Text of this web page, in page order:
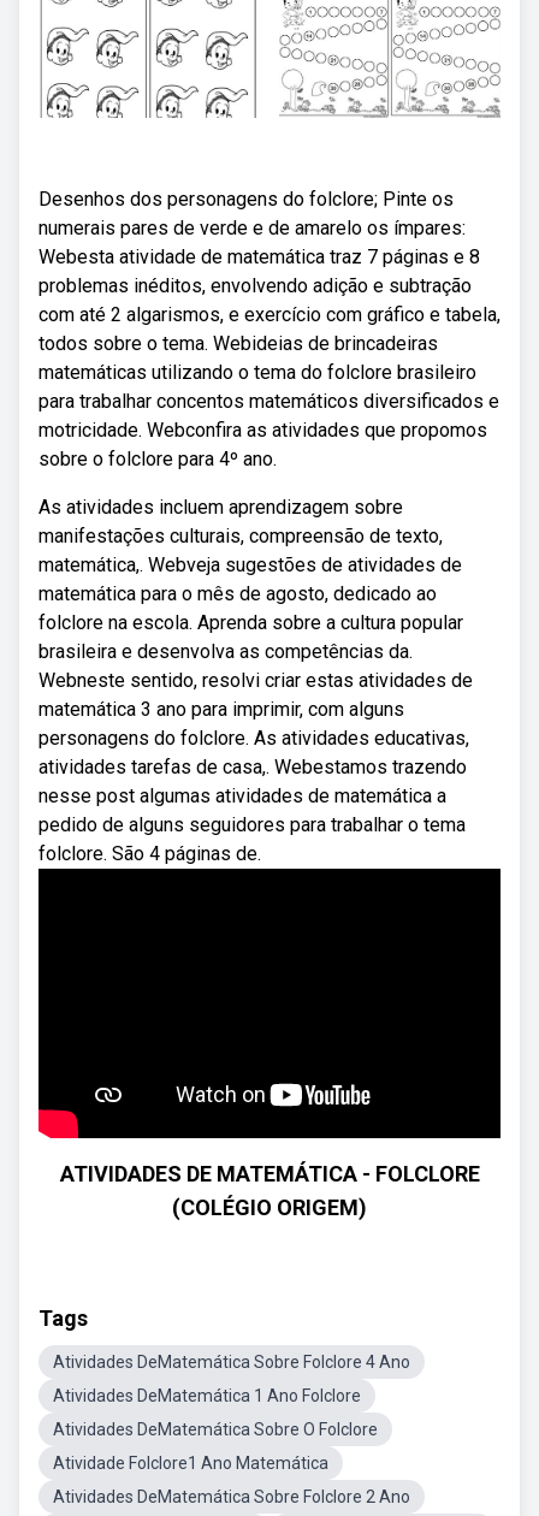
Desenhos dos personagens do folclore; Pinte os
numerais pares de verde e de amarelo os ímpares:
Webesta atividade de matemática traz 7 páginas e 8
problemas inéditos, envolvendo adição e subtração
com até 2 algarismos, e exercício com gráfico e tabela,
todos sobre o tema. Webideias de brincadeiras
matemáticas utilizando o tema do folclore brasileiro
para trabalhar concentos matemáticos diversificados e
motricidade. Webconfira as atividades que propomos
sobre o folclore para 4º ano.
As atividades incluem aprendizagem sobre
manifestações culturais, compreensão de texto,
matemática,. Webveja sugestões de atividades de
matemática para o mês de agosto, dedicado ao
folclore na escola. Aprenda sobre a cultura popular
brasileira e desenvolva as competências da.
Webneste sentido, resolvi criar estas atividades de
matemática 3 ano para imprimir, com alguns
personagens do folclore. As atividades educativas,
atividades tarefas de casa,. Webestamos trazendo
nesse post algumas atividades de matemática a
pedido de alguns seguidores para trabalhar o tema
folclore. São 4 páginas de.
ATIVIDADES DE MATEMÁTICA - FOLCLORE
(COLÉGIO ORIGEM)
Tags
Atividades DeMatemática Sobre Folclore 4 Ano
Atividades DeMatemática 1 Ano Folclore
Atividades DeMatemática Sobre O Folclore
Atividade Folclore1 Ano Matemática
Atividades DeMatemática Sobre Folclore 2 Ano